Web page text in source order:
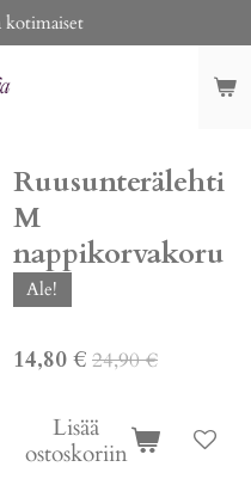
Ruusunterälehti
M
nappikorvakoru
Ale!
14,80 € 24,90 €
Lisää
ostoskoriin